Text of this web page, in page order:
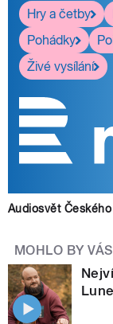
Hry a četby
Pohádky
Živé vysílání
Audiosvět
MOHLO BY